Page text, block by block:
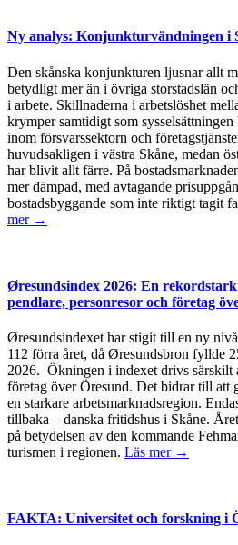
Ny analys: Konjunkturvändningen i
Den skånska konjunkturen ljusnar allt
betydligt mer än i övriga storstadslän
i arbete. Skillnaderna i arbetslöshet
krymper samtidigt som
inom försvarssektorn och
huvudsakligen i västra Skåne, medan
har blivit allt färre. På
mer dämpad, med avtagande
bostadsbyggande som inte riktigt tagit
mer →
Øresundsindex 2026: En
pendlare, personresor och företag
Øresundsindexet har stigit till en ny
112 förra året, då Øresundsbron fyllde
2026. Ökningen i indexet drivs särskilt
företag över Öresund. Det bidrar till att
en starkare arbetsmarknadsregion.
tillbaka – danska fritidshus i Skåne.
på betydelsen av den kommande
turismen i regionen. Läs mer →
FAKTA: Universitet och forskning i